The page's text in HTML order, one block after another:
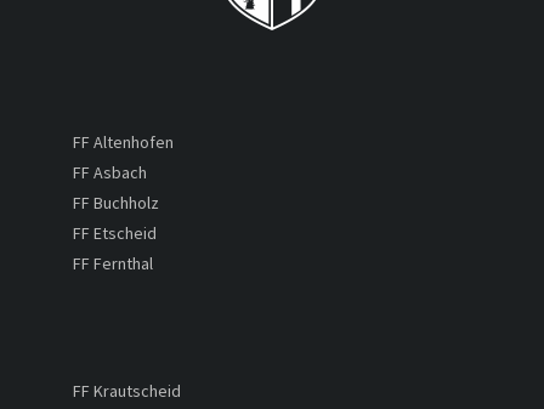
FF Altenhofen
FF Asbach
FF Buchholz
FF Etscheid
FF Fernthal
FF Krautscheid